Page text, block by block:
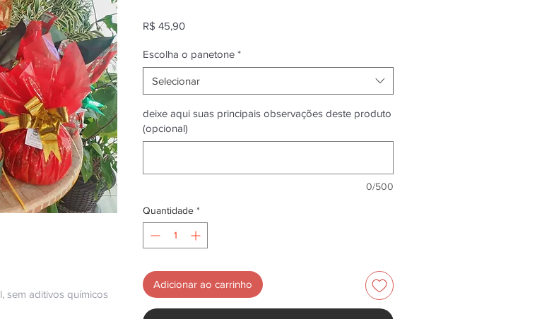
sem aditivos químicos
R$ 45,90Preço
Escolha o panetone *
Selecionar
deixe aqui suas principais observações deste produto
(opcional)
0/500
Quantidade *
Adicionar ao carrinho